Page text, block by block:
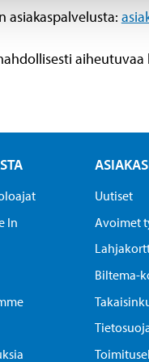
asiakaspalvelusta:
aiheutuvaa
In
Uutiset
Avoimet
Biltema-